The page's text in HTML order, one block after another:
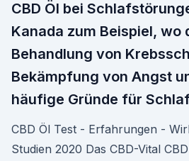
CBD Öl bei
Kanada zum Beispiel, wo
Behandlung von
Bekämpfung von Angst
häufige Gründe für
CBD Öl Test - Erfahrungen -
Studien 2020 Das CBD-Vital